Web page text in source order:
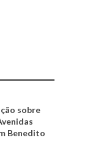
sobre
Benedito